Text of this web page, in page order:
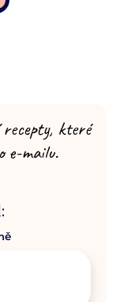
které
e-mailu.